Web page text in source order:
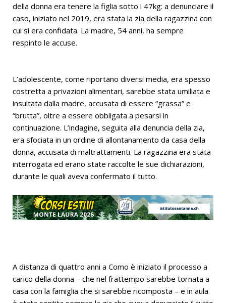
della donna era tenere la figlia sotto i 47kg: a denunciare il
caso, iniziato nel 2019, era stata la zia della ragazzina con
cui si era confidata. La madre, 54 anni, ha sempre
respinto le accuse.
L’adolescente, come riportano diversi media, era spesso
costretta a privazioni alimentari, sarebbe stata umiliata e
insultata dalla madre, accusata di essere “grassa” e
“brutta”, oltre a essere obbligata a pesarsi in
continuazione. L’indagine, seguita alla denuncia della zia,
era sfociata in un ordine di allontanamento da casa della
donna, accusata di maltrattamenti. La ragazzina era stata
interrogata ed erano state raccolte le sue dichiarazioni,
durante le quali aveva confermato il tutto.
A distanza di quattro anni a Como è iniziato il processo a
carico della donna – che nel frattempo sarebbe tornata a
casa con la famiglia che si sarebbe ricomposta – e in aula